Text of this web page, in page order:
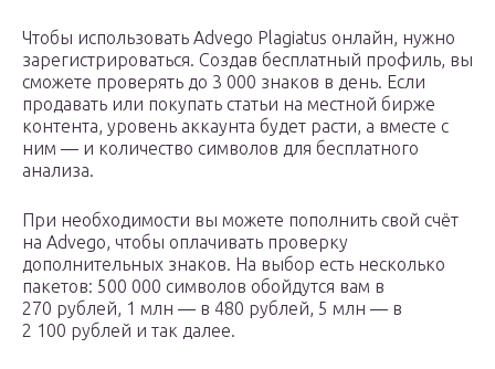
Чтобы использовать Advego Plagiatus онлайн, нужно
зарегистрироваться. Создав бесплатный профиль, вы
сможете проверять до 3 000 знаков в день. Если
продавать или покупать статьи на местной бирже
контента, уровень аккаунта будет расти, а вместе с
ним — и количество символов для бесплатного
анализа.
При необходимости вы можете пополнить свой счёт
на Advego, чтобы оплачивать проверку
дополнительных знаков. На выбор есть несколько
пакетов: 500 000 символов обойдутся вам в
270 рублей, 1 млн — в 480 рублей, 5 млн — в
2 100 рублей и так далее.